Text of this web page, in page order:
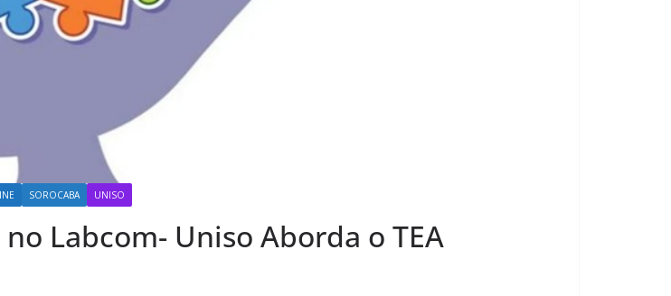
SOROCABA UNISO
Labcom- Uniso Aborda o TEA